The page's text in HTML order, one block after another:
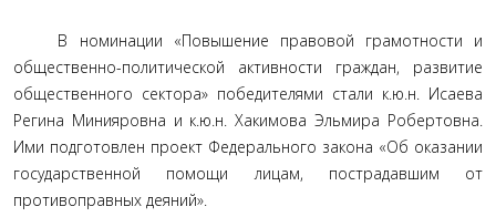
В номинации «Повышение правовой грамотности и
общественно-политической активности граждан, развитие
общественного сектора» победителями стали к.ю.н. Исаева
Регина Минияровна и к.ю.н. Хакимова Эльмира Робертовна.
Ими подготовлен проект Федерального закона «Об оказании
государственной помощи лицам, пострадавшим от
противоправных деяний».